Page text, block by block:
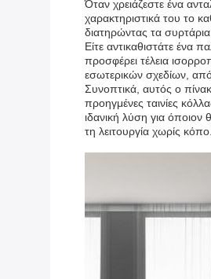
Όταν χρειάζεστε ένα
χαρακτηριστικά του το
διατηρώντας τα
Είτε αντικαθιστάτε ένα
προσφέρει τέλεια
εσωτερικών σχεδίων,
Συνοπτικά, αυτός ο
προηγμένες ταινίες
ιδανική λύση για
τη λειτουργία χωρίς κόπο.